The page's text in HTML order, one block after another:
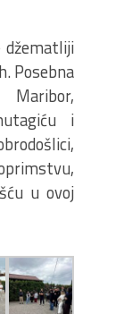
džematliji
Posebna
i
u ovoj